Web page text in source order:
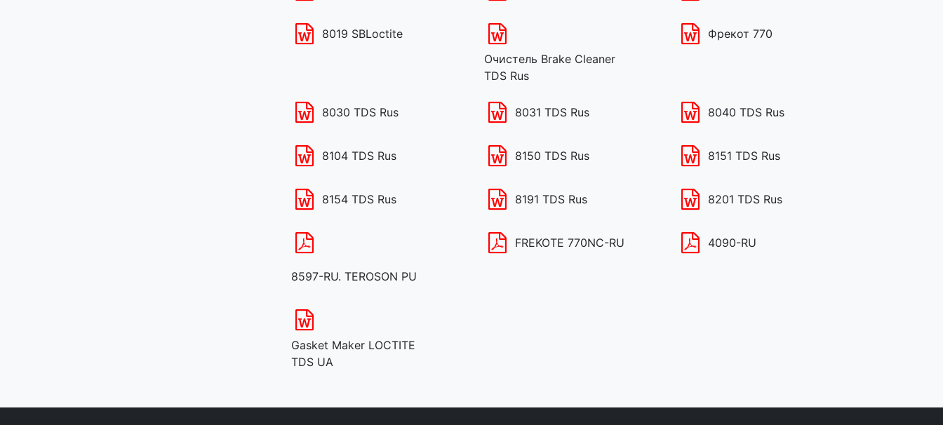
8019 SBLoctite
Очистель Brake Cleaner
TDS Rus
Фрекот 770
8030 TDS Rus 8031 TDS Rus 8040 TDS Rus
8104 TDS Rus 8150 TDS Rus 8151 TDS Rus
8154 TDS Rus 8191 TDS Rus 8201 TDS Rus
8597-RU. TEROSON PU
FREKOTE 770NC-RU 4090-RU
Gasket Maker LOCTITE
TDS UA